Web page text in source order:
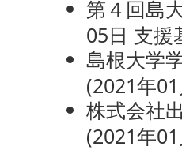
第４回島
05日 支援
島根大学
(2021年
株式会社
(2021年